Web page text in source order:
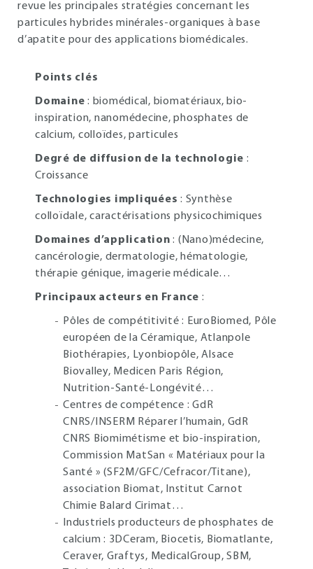
revue les principales stratégies concernant les
particules hybrides minérales-organiques à base
d’apatite pour des applications biomédicales.
Points clés
Domaine : biomédical, biomatériaux, bio-
inspiration, nanomédecine, phosphates de
calcium, colloïdes, particules
Degré de diffusion de la technologie :
Croissance
Technologies impliquées : Synthèse
colloïdale, caractérisations physicochimiques
Domaines d’application : (Nano)médecine,
cancérologie, dermatologie, hématologie,
thérapie génique, imagerie médicale…
Principaux acteurs en France :
Pôles de compétitivité : EuroBiomed, Pôle
européen de la Céramique, Atlanpole
Biothérapies, Lyonbiopôle, Alsace
Biovalley, Medicen Paris Région,
Nutrition-Santé-Longévité…
Centres de compétence : GdR
CNRS/INSERM Réparer l’humain, GdR
CNRS Biomimétisme et bio-inspiration,
Commission MatSan « Matériaux pour la
Santé » (SF2M/GFC/Cefracor/Titane),
association Biomat, Institut Carnot
Chimie Balard Cirimat…
Industriels producteurs de phosphates de
calcium : 3DCeram, Biocetis, Biomatlante,
Ceraver, Graftys, MedicalGroup, SBM,